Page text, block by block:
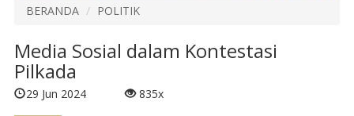
BERANDA POLITIK
Media Sosial dalam Kontestasi
Pilkada
29 Jun 2024 835x